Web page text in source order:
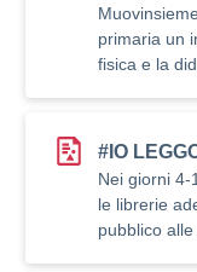
primaria un
fisica e la
#IO
Nei giorni
le librerie
pubblico